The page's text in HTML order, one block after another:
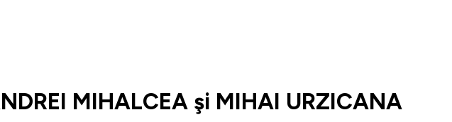
MIHALCEA şi MIHAI URZICANA